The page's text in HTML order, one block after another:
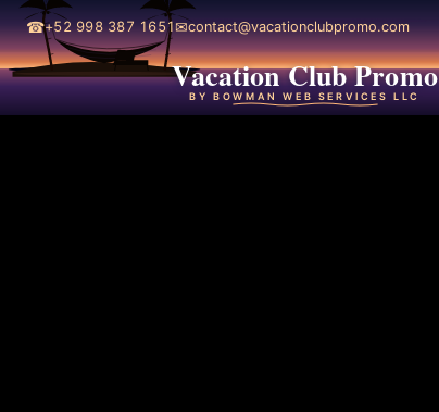
☎+52 998 387 1651✉contact@vacationclubpromo.com
Vacation Club Promo
BY BOWMAN WEB SERVICES LLC